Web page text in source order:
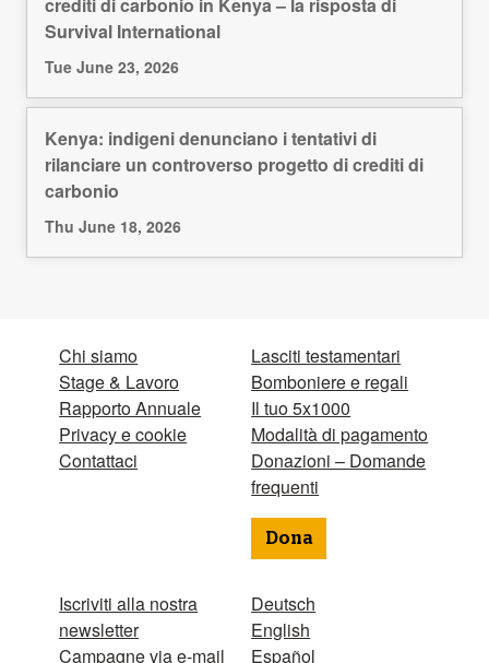
Survival International
Tue June 23, 2026
Kenya: indigeni denunciano i tentativi di
rilanciare un controverso progetto di crediti di
carbonio
Thu June 18, 2026
Chi siamo
Stage & Lavoro
Rapporto Annuale
Privacy e cookie
Contattaci
Iscriviti alla nostra
newsletter
Campagne via e-mail
Lasciti testamentari
Bomboniere e regali
Il tuo 5x1000
Modalità di pagamento
Donazioni – Domande
frequenti
Dona
Deutsch
English
Español